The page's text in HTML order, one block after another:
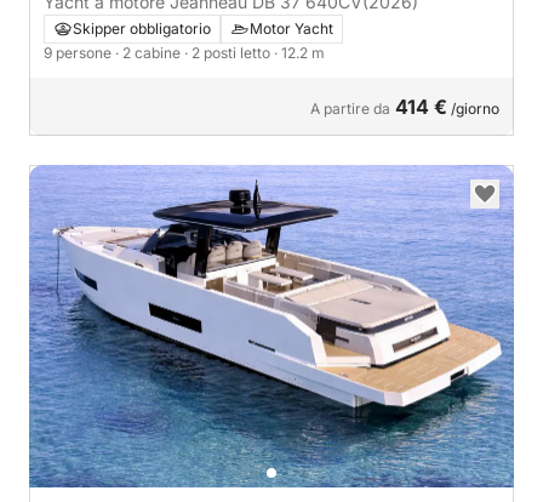
Skipper obbligatorio
Motor Yacht
9 persone · 2 cabine · 2 posti letto · 12.2 m
A partire da 414 € /giorno